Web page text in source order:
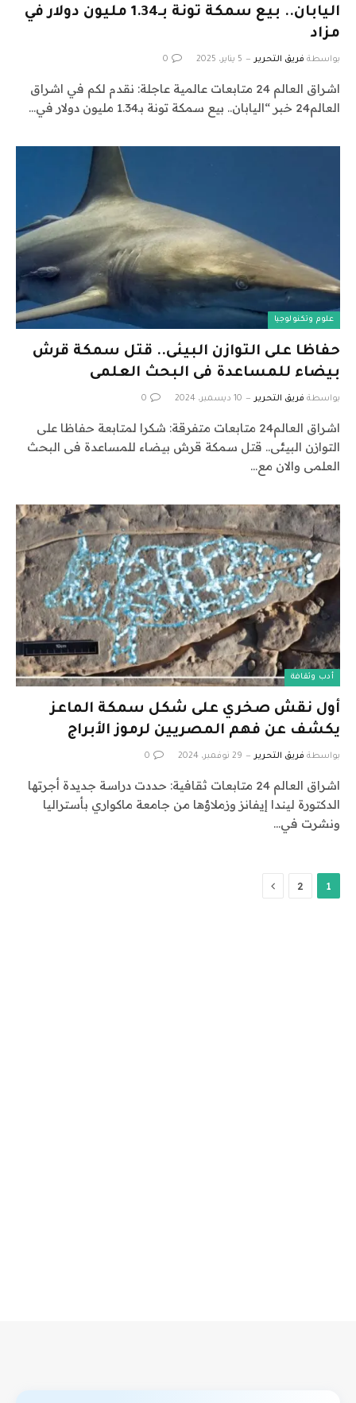
اليابان.. بيع سمكة تونة بـ1.34 مليون دولار في
مزاد
بواسطة فريق التحرير 5 يناير، 2025 0
اشراق العالم 24 متابعات عالمية عاجلة: نقدم لكم في اشراق
العالم24 خبر “اليابان.. بيع سمكة تونة بـ1.34 مليون دولار في…
علوم وتكنولوجيا
حفاظا على التوازن البيئى.. قتل سمكة قرش
بيضاء للمساعدة فى البحث العلمى
بواسطة فريق التحرير 10 ديسمبر، 2024 0
اشراق العالم24 متابعات متفرقة: شكرا لمتابعة حفاظا على
التوازن البيئى.. قتل سمكة قرش بيضاء للمساعدة فى البحث
العلمى والان مع…
أدب وثقافة
أول نقش صخري على شكل سمكة الماعز
يكشف عن فهم المصريين لرموز الأبراج
بواسطة فريق التحرير 29 نوفمبر، 2024 0
اشراق العالم 24 متابعات ثقافية: حددت دراسة جديدة أجرتها
الدكتورة ليندا إيفانز وزملاؤها من جامعة ماكواري بأستراليا
ونشرت في…
1
2 التالي